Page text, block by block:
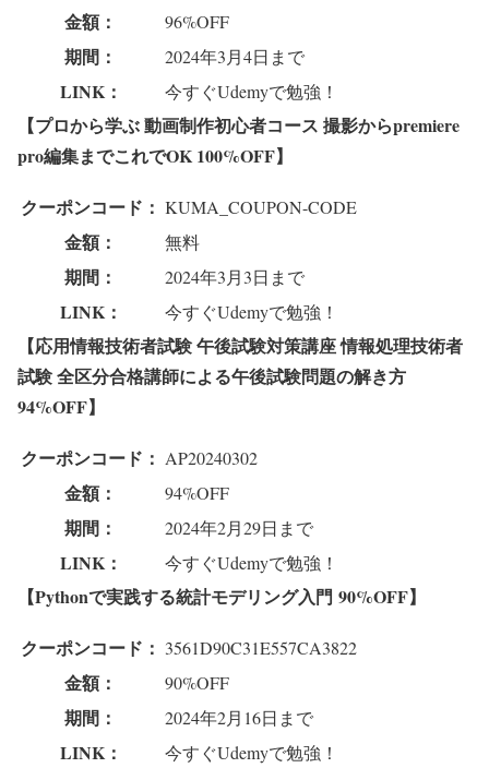
金額： 96%OFF
期間： 2024年3月4日まで
LINK： 今すぐUdemyで勉強！
【プロから学ぶ 動画制作初心者コース 撮影からpremiere
pro編集までこれでOK100%OFF】
クーポンコード： KUMA_COUPON-CODE
金額： 無料
期間： 2024年3月3日まで
LINK： 今すぐUdemyで勉強！
【応用情報技術者試験 午後試験対策講座 情報処理技術者
試験 全区分合格講師による午後試験問題の解き方
94%OFF】
クーポンコード： AP20240302
金額： 94%OFF
期間： 2024年2月29日まで
LINK： 今すぐUdemyで勉強！
【Pythonで実践する統計モデリング入門 90%OFF】
クーポンコード： 3561D90C31E557CA3822
金額： 90%OFF
期間： 2024年2月16日まで
LINK： 今すぐUdemyで勉強！